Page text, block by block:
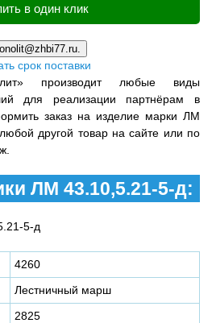
в один клик
срок поставки
производит любые виды
для реализации партнёрам в
заказ на изделие марки ЛМ
другой товар на сайте или по
ЛМ 43.10,5.21-5-д:
5-д
4260
Лестничный марш
2825